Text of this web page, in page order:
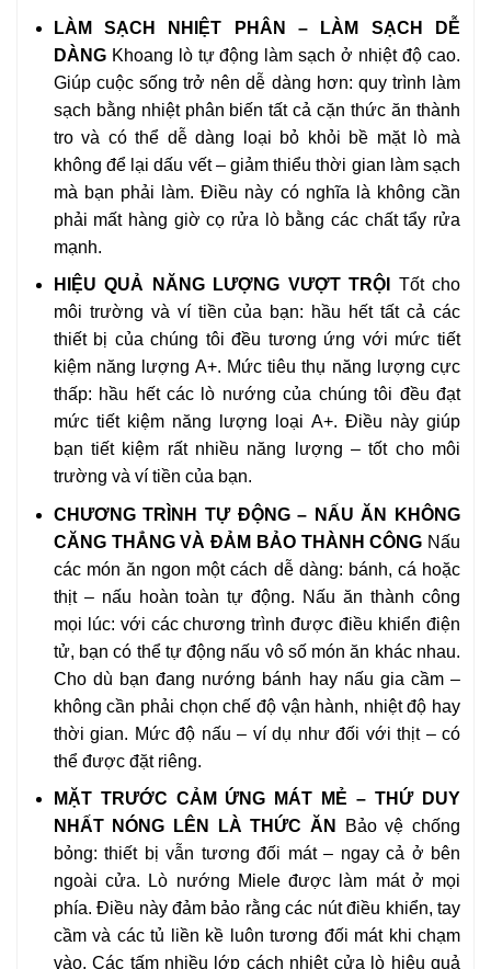
LÀM SẠCH NHIỆT PHÂN – LÀM SẠCH DỄ
DÀNGKhoang lò tự động làm sạch ở nhiệt độ cao.
Giúp cuộc sống trở nên dễ dàng hơn: quy trình làm
sạch bằng nhiệt phân biến tất cả cặn thức ăn thành
tro và có thể dễ dàng loại bỏ khỏi bề mặt lò mà
không để lại dấu vết – giảm thiểu thời gian làm sạch
mà bạn phải làm. Điều này có nghĩa là không cần
phải mất hàng giờ cọ rửa lò bằng các chất tẩy rửa
mạnh.
HIỆU QUẢ NĂNG LƯỢNG VƯỢT TRỘI Tốt cho
môi trường và ví tiền của bạn: hầu hết tất cả các
thiết bị của chúng tôi đều tương ứng với mức tiết
kiệm năng lượng A+. Mức tiêu thụ năng lượng cực
thấp: hầu hết các lò nướng của chúng tôi đều đạt
mức tiết kiệm năng lượng loại A+. Điều này giúp
bạn tiết kiệm rất nhiều năng lượng – tốt cho môi
trường và ví tiền của bạn.
CHƯƠNG TRÌNH TỰ ĐỘNG – NẤU ĂN KHÔNG
CĂNG THẲNG VÀ ĐẢM BẢO THÀNH CÔNG Nấu
các món ăn ngon một cách dễ dàng: bánh, cá hoặc
thịt – nấu hoàn toàn tự động. Nấu ăn thành công
mọi lúc: với các chương trình được điều khiển điện
tử, bạn có thể tự động nấu vô số món ăn khác nhau.
Cho dù bạn đang nướng bánh hay nấu gia cầm –
không cần phải chọn chế độ vận hành, nhiệt độ hay
thời gian. Mức độ nấu – ví dụ như đối với thịt – có
thể được đặt riêng.
MẶT TRƯỚC CẢM ỨNG MÁT MẺ​ – THỨ DUY
NHẤT NÓNG LÊN LÀ THỨC ĂN
Bảo vệ chống
bỏng: thiết bị vẫn tương đối mát – ngay cả ở bên
ngoài cửa. Lò nướng Miele được làm mát ở mọi
phía. Điều này đảm bảo rằng các nút điều khiển, tay
cầm và các tủ liền kề luôn tương đối mát khi chạm
vào. Các tấm nhiều lớp cách nhiệt cửa lò hiệu quả